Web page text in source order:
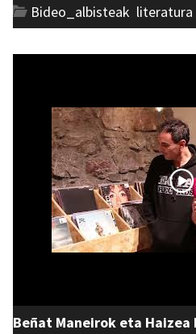
Bideo_albisteak literatura
Beñat Maneirok eta Haizea